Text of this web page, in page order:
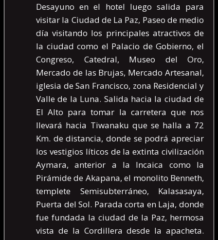
Desayuno en el hotel luego salida para
visitar la Ciudad de La Paz, Paseo de medio
día visitando los principales atractivos de
la ciudad como el Palacio de Gobierno, el
Congreso, Catedral, Museo del Oro,
Mercado de las Brujas, Mercado Artesanal,
iglesia de San Francisco, zona Residencial y
Valle de la Luna. Salida hacia la ciudad de
El Alto para tomar la carretera que nos
llevará hacia Tiwanaku que se halla a 72
Km. de distancia, donde se podrá apreciar
los vestigios líticos de la extinta civilización
Aymara, anterior a la Incaica como la
Pirámide de Akapana, el monolito Benneth,
templete Semisubterráneo, Kalasasaya,
Puerta del Sol. Parada corta en Laja, donde
fue fundada la ciudad de la Paz, hermosa
vista de la Cordillera desde la apacheta.